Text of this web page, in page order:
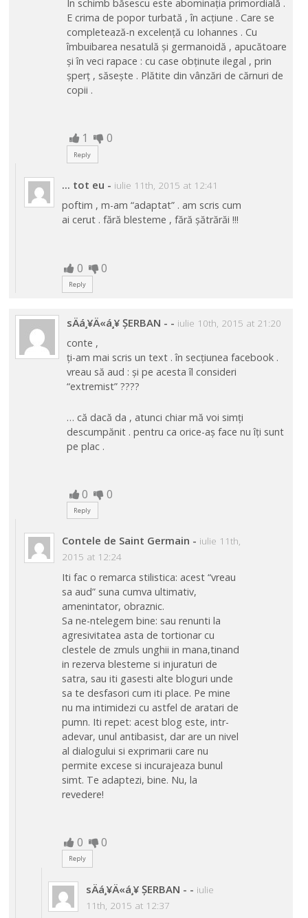
În schimb băsescu este abominația primordială .
E crima de popor turbată , în acțiune . Care se
completează-n excelență cu Iohannes . Cu
îmbuibarea nesatulă și germanoidă , apucătoare
și în veci rapace : cu case obținute ilegal , prin
șperț , săsește . Plătite din vânzări de cărnuri de
copii .
1 0
Reply
... tot eu - iulie 11th, 2015 at 12:41
poftim , m-am “adaptat” . am scris cum
ai cerut . fără blesteme , fără șătrărăi !!!
0 0
Reply
sÄá¸¥Ä«á¸¥ ȘERBAN - - iulie 10th, 2015 at 21:20
conte ,
ți-am mai scris un text . în secțiunea facebook .
vreau să aud : și pe acesta îl consideri
“extremist” ????
… că dacă da , atunci chiar mă voi simți
descumpănit . pentru ca orice-aș face nu îți sunt
pe plac .
0 0
Reply
Contele de Saint Germain - iulie 11th,
2015 at 12:24
Iti fac o remarca stilistica: acest “vreau
sa aud” suna cumva ultimativ,
amenintator, obraznic.
Sa ne-ntelegem bine: sau renunti la
agresivitatea asta de tortionar cu
clestele de zmuls unghii in mana,tinand
in rezerva blesteme si injuraturi de
satra, sau iti gasesti alte bloguri unde
sa te desfasori cum iti place. Pe mine
nu ma intimidezi cu astfel de aratari de
pumn. Iti repet: acest blog este, intr-
adevar, unul antibasist, dar are un nivel
al dialogului si exprimarii care nu
permite excese si incurajeaza bunul
simt. Te adaptezi, bine. Nu, la
revedere!
0 0
Reply
sÄá¸¥Ä«á¸¥ ȘERBAN - - iulie
11th, 2015 at 12:37